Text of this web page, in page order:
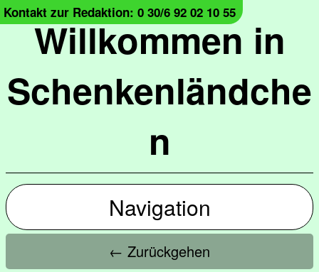
Willkommen in
Schenkenländche
n
Kontakt zur Redaktion: 0 30/6 92 02 10 55
Navigation
← Zurückgehen